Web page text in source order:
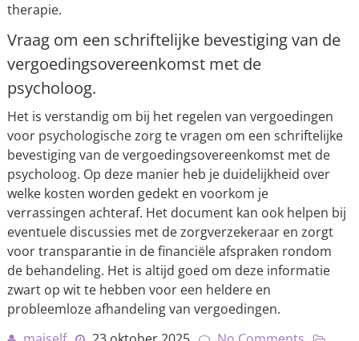
therapie.
Vraag om een schriftelijke bevestiging van de
vergoedingsovereenkomst met de
psycholoog.
Het is verstandig om bij het regelen van vergoedingen
voor psychologische zorg te vragen om een schriftelijke
bevestiging van de vergoedingsovereenkomst met de
psycholoog. Op deze manier heb je duidelijkheid over
welke kosten worden gedekt en voorkom je
verrassingen achteraf. Het document kan ook helpen bij
eventuele discussies met de zorgverzekeraar en zorgt
voor transparantie in de financiële afspraken rondom
de behandeling. Het is altijd goed om deze informatie
zwart op wit te hebben voor een heldere en
probleemloze afhandeling van vergoedingen.